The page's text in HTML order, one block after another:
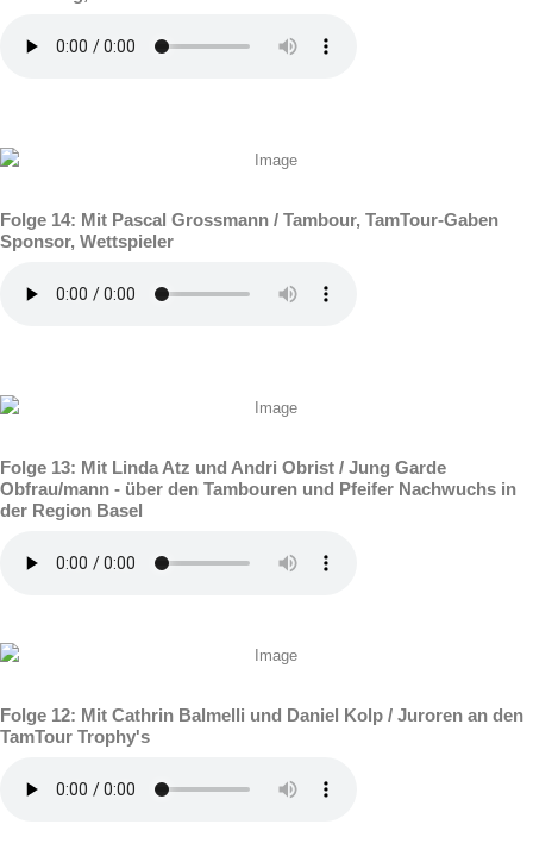
Folge 14: Mit Pascal Grossmann / Tambour, TamTour-Gaben
Sponsor, Wettspieler
Folge 13: Mit Linda Atz und Andri Obrist / Jung Garde
Obfrau/mann - über den Tambouren und Pfeifer Nachwuchs in
der Region Basel
Folge 12: Mit Cathrin Balmelli und Daniel Kolp / Juroren an den
TamTour Trophy's